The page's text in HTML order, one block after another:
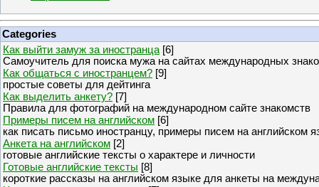
Categories
Как выйти замуж за иностранца [6]
Самоучитель для поиска мужа на сайтах международных
Как общаться с иностранцем? [9]
простые советы для дейтинга
Как выделить анкету? [7]
Правила для фотографий на международном сайте знакомств
Примеры писем на английском [6]
как писать письмо иностранцу, примеры писем на английском
Анкета на английском [2]
готовые английские тексты о характере и личности
Готовые английские тексты [8]
короткие рассказы на английском языке для анкеты на